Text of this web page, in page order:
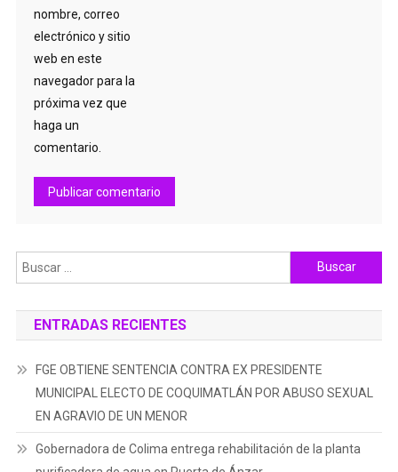
nombre, correo
electrónico y sitio
web en este
navegador para la
próxima vez que
haga un
comentario.
Buscar:
ENTRADAS RECIENTES
FGE OBTIENE SENTENCIA CONTRA EX PRESIDENTE
MUNICIPAL ELECTO DE COQUIMATLÁN POR ABUSO SEXUAL
EN AGRAVIO DE UN MENOR
Gobernadora de Colima entrega rehabilitación de la planta